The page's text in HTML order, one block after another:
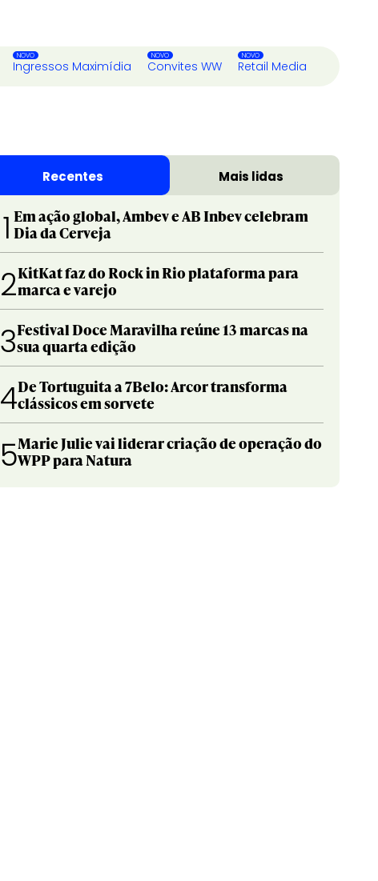
Ingressos Maximídia Convites WW Retail Media
Recentes Mais lidas
1 Em ação global, Ambev e AB Inbev celebram
Dia da Cerveja
2KitKat faz do Rock in Rio plataforma para
marca e varejo
3Festival Doce Maravilha reúne 13 marcas na
sua quarta edição
4De Tortuguita a 7Belo: Arcor transforma
clássicos em sorvete
5Marie Julie vai liderar criação de operação do
WPP para Natura